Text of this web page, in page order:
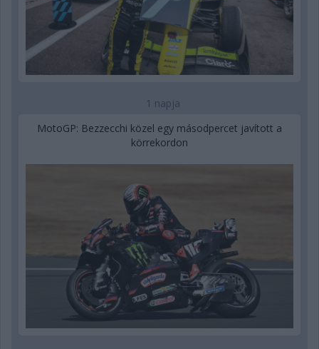
1 napja
MotoGP: Bezzecchi közel egy másodpercet javított a
körrekordon